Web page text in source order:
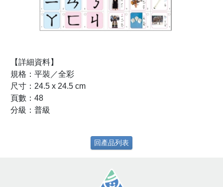
【詳細資料】
規格：平裝／全彩
尺寸：24.5 x 24.5 cm
頁數：48
分級：普級
回產品列表